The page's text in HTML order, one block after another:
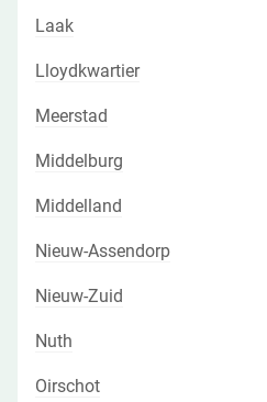
Laak
Lloydkwartier
Meerstad
Middelburg
Middelland
Nieuw-Assendorp
Nieuw-Zuid
Nuth
Oirschot